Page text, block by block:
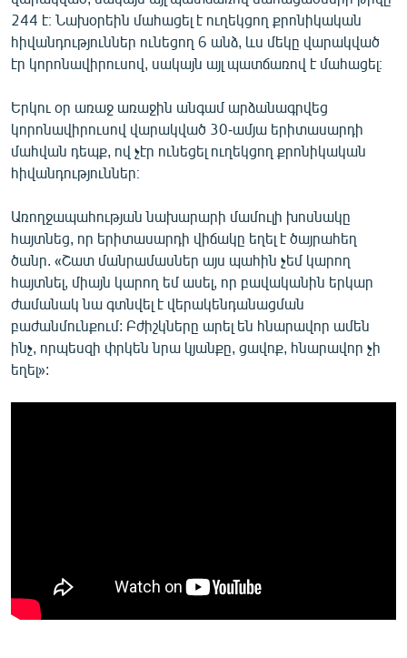
244 է։ Նախօրեին մահացել է ուղեկցող քրոնիկական
հիվանդություններ ունեցող 6 անձ, ևս մեկը վարակված
էր կորոնավիրուսով, սակայն այլ պատճառով է մահացել։
Երկու օր առաջ առաջին անգամ արձանագրվեց
կորոնավիրուսով վարակված 30-ամյա երիտասարդի
մահվան դեպք, ով չէր ունեցել ուղեկցող քրոնիկական
հիվանդություններ։
Առողջապահության նախարարի մամուլի խոսնակը
հայտնեց, որ երիտասարդի վիճակը եղել է ծայրահեղ
ծանր. «Շատ մանրամասներ այս պահին չեմ կարող
հայտնել, միայն կարող եմ ասել, որ բավականին երկար
ժամանակ նա գտնվել է վերակենդանացման
բաժանմունքում: Բժիշկները արել են հնարավոր ամեն
ինչ, որպեսզի փրկեն նրա կյանքը, ցավոք, հնարավոր չի
եղել»: